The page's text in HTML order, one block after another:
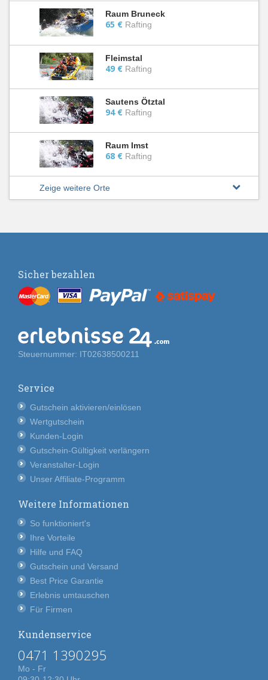
Raum Bruneck
65 € Rafting
Fleimstal
49 € Rafting
Sautens Ötztal
94 € Rafting
Raum Imst
68 € Rafting
Zeige weitere Orte
Sicher bezahlen
Steuernummer: IT02638500211
Service
Gutschein aktivieren/einlösen
Wertgutschein
Kunden-Login
Gutschein-Gültigkeit verlängern
Veranstalter-Login
Unser Affiliate-Programm
Weitere Informationen
So funktioniert's
Ihre Vorteile
Hilfe und FAQ
Gutschein und Versand
Best Price Garantie
Erlebnis umtauschen
Für Firmen
Kundenservice
0471 1390295
Mo - Fr